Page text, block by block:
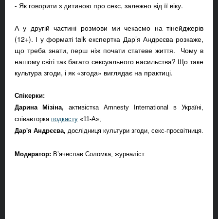
- Як говорити з дитиною про секс, залежно від її віку.
А у другій частині розмови ми чекаємо на тінейджерів
(12+). І у форматі talk експертка Дар’я Андрєєва розкаже,
що треба знати, перш ніж почати статеве життя. Чому в
нашому світі так багато сексуального насильства? Що таке
культура згоди, і як «згода» виглядає на практиці.
Спікерки:
Дарина Мізіна,
активістка Amnesty International в Україні,
співавторка подкасту «11-А»;
Дар'я Андрєєва, дослідниця культури згоди, секс-просвітниця.
Модератор: В’ячеслав Соломка, журналіст.